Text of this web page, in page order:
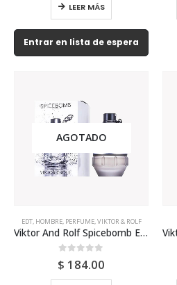
LEER MÁS
Entrar en lista de espera
AGOTADO
EDT, HOMBRE, PERFUME, VIKTOR & ROLF
Viktor And Rolf Spicebomb Eau Fraiche Edt 90ml Para Hombre
0 out of 5
$ 184.00